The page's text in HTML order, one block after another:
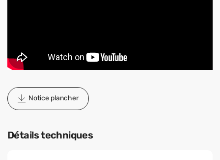
Notice plancher
Détails techniques